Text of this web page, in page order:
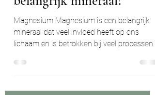
Waarom is magnesium zo'n
belangrijk mineraal?
mineraal dat veel invloed heeft op ons
lichaam en is betrokken bij veel processen.
Dit komt door de...